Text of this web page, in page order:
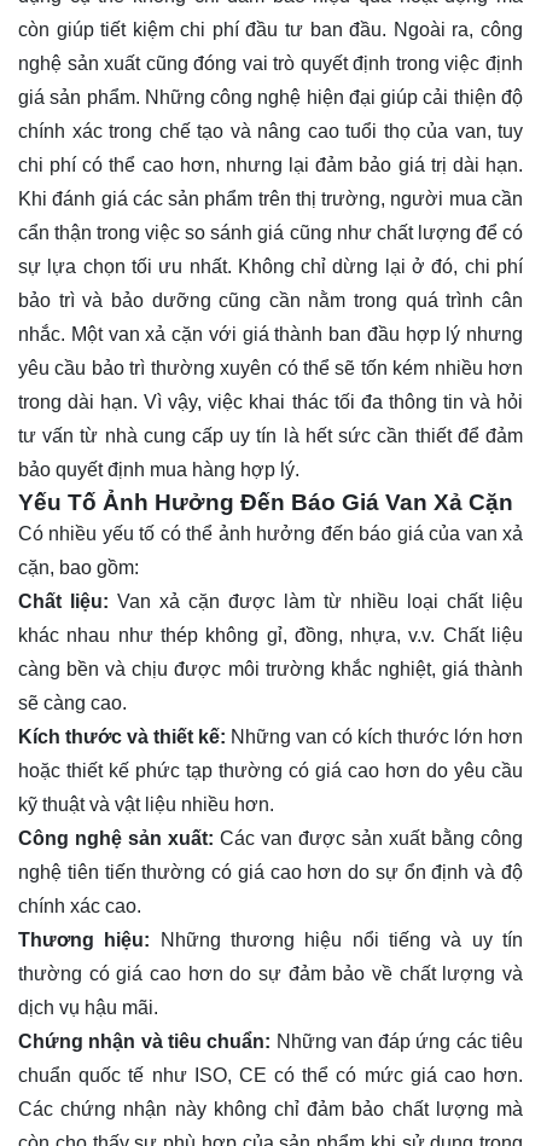
còn giúp tiết kiệm chi phí đầu tư ban đầu. Ngoài ra, công
nghệ sản xuất cũng đóng vai trò quyết định trong việc định
giá sản phẩm. Những công nghệ hiện đại giúp cải thiện độ
chính xác trong chế tạo và nâng cao tuổi thọ của van, tuy
chi phí có thể cao hơn, nhưng lại đảm bảo giá trị dài hạn.
Khi đánh giá các sản phẩm trên thị trường, người mua cần
cẩn thận trong việc so sánh giá cũng như chất lượng để có
sự lựa chọn tối ưu nhất. Không chỉ dừng lại ở đó, chi phí
bảo trì và bảo dưỡng cũng cần nằm trong quá trình cân
nhắc. Một van xả cặn với giá thành ban đầu hợp lý nhưng
yêu cầu bảo trì thường xuyên có thể sẽ tốn kém nhiều hơn
trong dài hạn. Vì vậy, việc khai thác tối đa thông tin và hỏi
tư vấn từ nhà cung cấp uy tín là hết sức cần thiết để đảm
bảo quyết định mua hàng hợp lý.
Yếu Tố Ảnh Hưởng Đến Báo Giá Van Xả Cặn
Có nhiều yếu tố có thể ảnh hưởng đến báo giá của van xả
cặn, bao gồm:
Chất liệu: Van xả cặn được làm từ nhiều loại chất liệu
khác nhau như thép không gỉ, đồng, nhựa, v.v. Chất liệu
càng bền và chịu được môi trường khắc nghiệt, giá thành
sẽ càng cao.
Kích thước và thiết kế: Những van có kích thước lớn hơn
hoặc thiết kế phức tạp thường có giá cao hơn do yêu cầu
kỹ thuật và vật liệu nhiều hơn.
Công nghệ sản xuất: Các van được sản xuất bằng công
nghệ tiên tiến thường có giá cao hơn do sự ổn định và độ
chính xác cao.
Thương hiệu: Những thương hiệu nổi tiếng và uy tín
thường có giá cao hơn do sự đảm bảo về chất lượng và
dịch vụ hậu mãi.
Chứng nhận và tiêu chuẩn: Những van đáp ứng các tiêu
chuẩn quốc tế như ISO, CE có thể có mức giá cao hơn.
Các chứng nhận này không chỉ đảm bảo chất lượng mà